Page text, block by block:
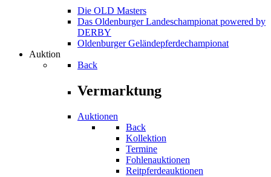
Die OLD Masters
Das Oldenburger Landeschampionat powered by
DERBY
Oldenburger Geländepferde­championat
Auktion
Back
Vermarktung
Auktionen
Back
Kollektion
Termine
Fohlenauktionen
Reitpferdeauktionen